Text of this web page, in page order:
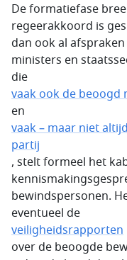
De formatiefase
regeerakkoord is
dan ook al
ministers en
die
vaak ook de
en
vaak – maar niet
partij
, stelt formeel het
bewindspersonen.
eventueel de
veiligheidsrapporten
over de beoogde